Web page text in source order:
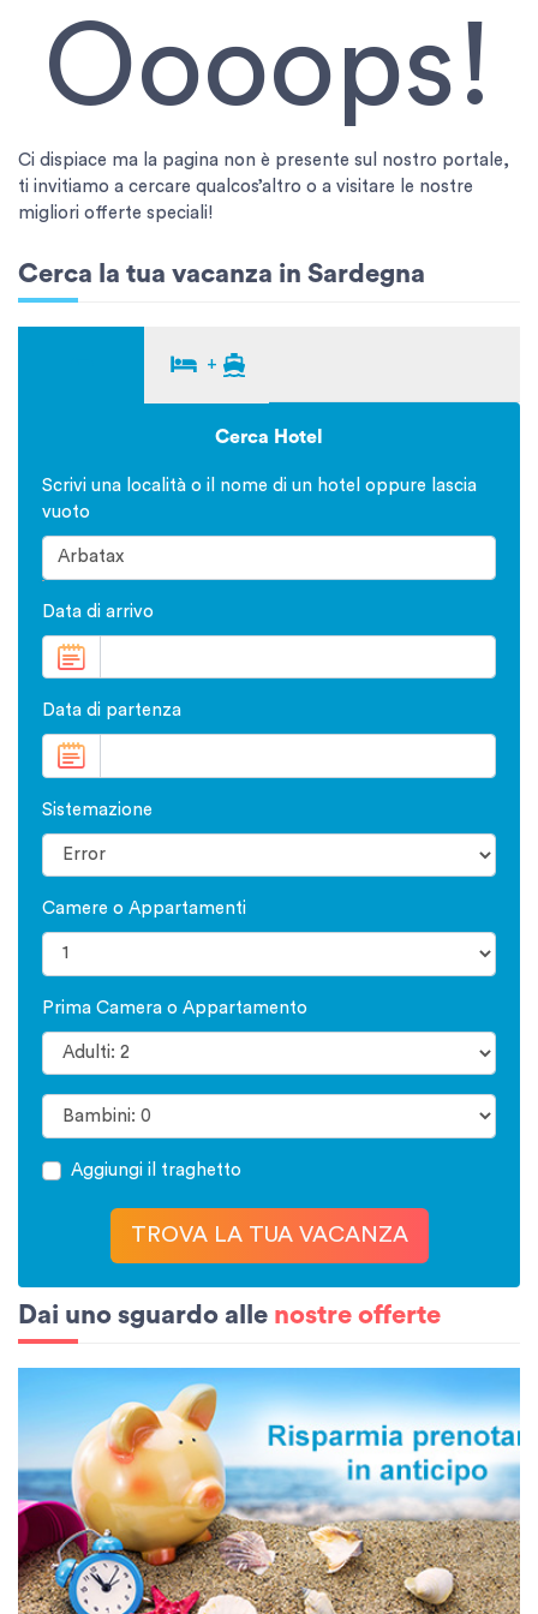
Oooops!
Ci dispiace ma la pagina non è presente sul nostro portale,
ti invitiamo a cercare qualcos’altro o a visitare le nostre
migliori offerte speciali!
Cerca la tua vacanza in Sardegna
+
Cerca Hotel
Scrivi una località o il nome di un hotel oppure lascia
vuoto
Data di arrivo
Data di partenza
Sistemazione
Camere o Appartamenti
Prima Camera o Appartamento
Aggiungi il traghetto
TROVA LA TUA VACANZA
Dai uno sguardo alle nostre offerte